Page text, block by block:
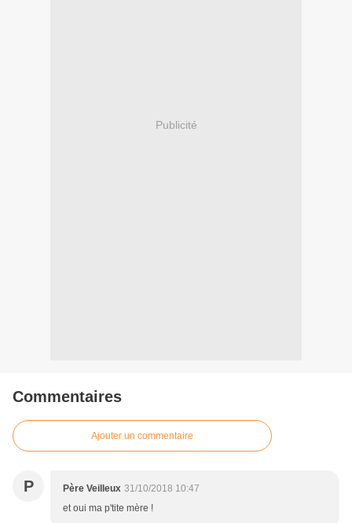
Publicité
Commentaires
Ajouter un commentaire
P Père Veilleux 31/10/2018 10:47
et oui ma p'tite mère !